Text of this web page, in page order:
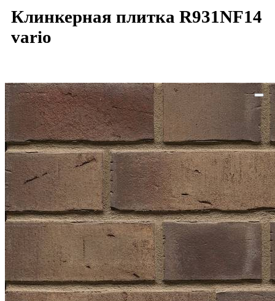
Клинкерная плитка R931NF14
vario